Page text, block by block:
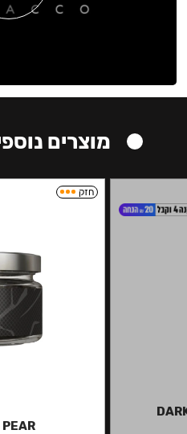
מוצרים
חזק